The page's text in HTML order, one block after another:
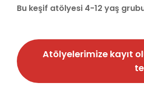
Bu keşif atölyesi 4-12 yaş
Atölyelerimize kayıt